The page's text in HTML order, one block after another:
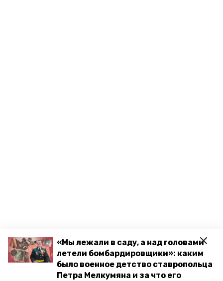
«Мы лежали в саду, а над головами
летели бомбардировщики»: каким
было военное детство ставропольца
Петра Мелкумяна и за что его